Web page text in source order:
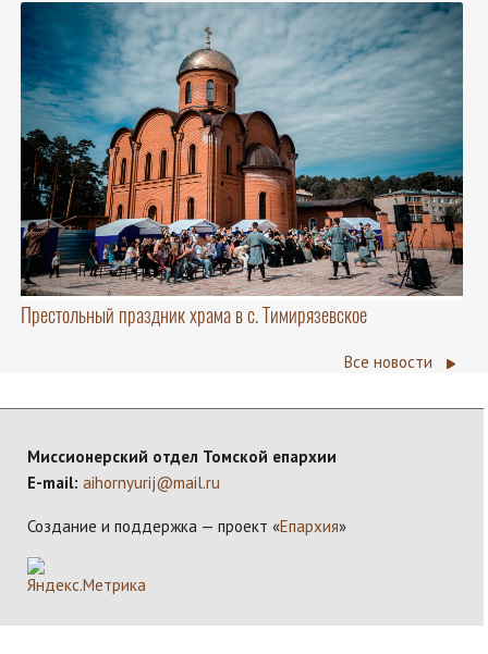
Престольный праздник храма в с. Тимирязевское
Все новости
Миссионерский отдел Томской епархии
E-mail: aihornyurij@mail.ru
Создание и поддержка — проект «Епархия»